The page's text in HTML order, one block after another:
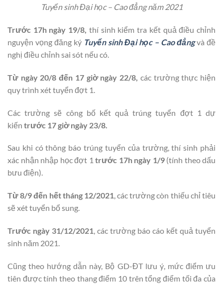
Tuyển sinh Đại học – Cao đẳng năm 2021
Trước 17h ngày 19/8, thí sinh kiểm tra kết quả điều chỉnh
nguyện vọng đăng ký Tuyển sinh Đại học – Cao đẳngvà đề
nghị điều chỉnh sai sót nếu có.
Từ ngày 20/8 đến 17 giờ ngày 22/8, các trường thực hiện
quy trình xét tuyển đợt 1.
Các trường sẽ công bố kết quả trúng tuyển đợt 1 dự
kiến trước 17 giờ ngày 23/8.
Sau khi có thông báo trúng tuyển của trường, thí sinh phải
xác nhận nhập học đợt 1 trước 17h ngày 1/9(tính theo dấu
bưu điện).
Từ 8/9 đến hết tháng 12/2021, các trường còn thiếu chỉ tiêu
sẽ xét tuyển bổ sung.
Trước ngày 31/12/2021, các trường báo cáo kết quả tuyển
sinh năm 2021.
Cũng theo hướng dẫn này, Bộ GD-ĐT lưu ý, mức điểm ưu
tiên được tính theo thang điểm 10 trên tổng điểm tối đa của